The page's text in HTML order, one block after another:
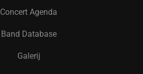
Concert Agenda
Band Database
Galerij